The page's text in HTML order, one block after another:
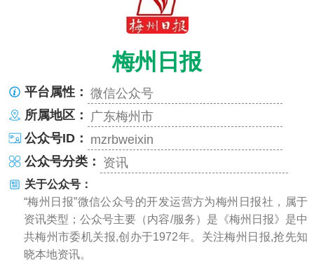
梅州日报
平台属性： 微信公众号
所属地区：
广东梅州市
公众号ID： mzrbweixin
公众号分类： 资讯
关于公众号：
“梅州日报”微信公众号的开发运营方为梅州日报社，属于
资讯类型；公众号主要（内容/服务）是《梅州日报》是中
共梅州市委机关报,创办于1972年。关注梅州日报,抢先知
晓本地资讯。